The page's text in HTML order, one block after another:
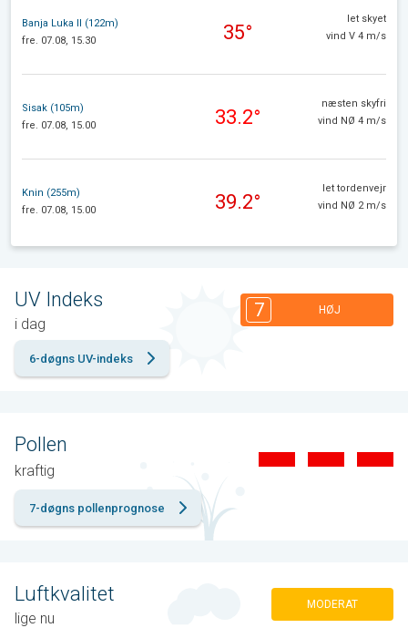
Banja Luka II (122m)
fre. 07.08, 15.30
35°
let skyet
vind V 4 m/s
Sisak (105m)
fre. 07.08, 15.00
33.2°
næsten skyfri
vind NØ 4 m/s
Knin (255m)
fre. 07.08, 15.00
39.2°
let tordenvejr
vind NØ 2 m/s
UV Indeks
i dag
7 HØJ
6-døgns UV-indeks
Pollen
kraftig
7-døgns pollenprognose
Luftkvalitet
lige nu
MODERAT